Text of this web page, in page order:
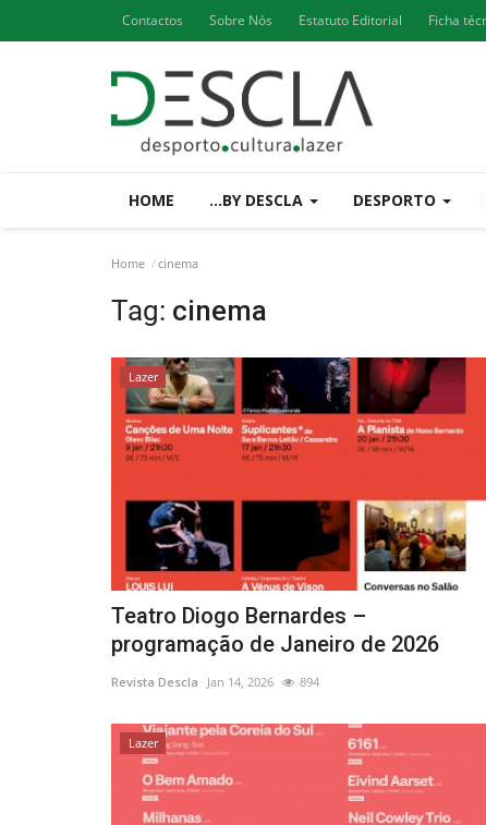
Contactos Sobre Nós Estatuto Editorial Ficha
HOME ...BY DESCLA DESPORTO
Home cinema
Tag: cinema
Lazer
Teatro Diogo Bernardes –
programação de Janeiro de 2026
Revista Descla Jan 14, 2026 894
Lazer